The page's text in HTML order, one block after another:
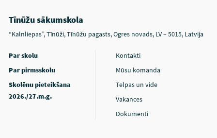
Tīnūžu sākumskola
“Kalnliepas”, Tīnūži, Tīnūžu pagasts, Ogres novads, LV – 5015, Latvija
Par skolu
Par pirmsskolu
Skolēnu pieteikšana
2026./27.m.g.
Kontakti
Mūsu komanda
Telpas un vide
Vakances
Dokumenti